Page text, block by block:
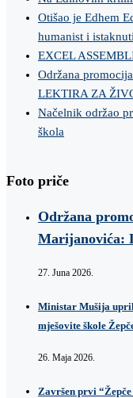
Otišao je Edhem
humanist i
EXCEL
Održana
LEKTIRA ZA
Načelnik održao
škola
Foto priče
Održana
Marijanovića:
27. Juna 2026.
Ministar Mušija
mješovite škole
26. Maja 2026.
Završen prvi